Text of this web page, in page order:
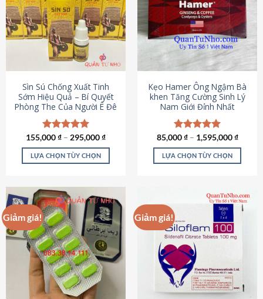
thể.
Các
tùy
chọn
có
thể
được
chọn
trên
trang
sản
phẩm
Sìn Sú Chống Xuất Tinh
Sớm Hiệu Quả – Bí Quyết
Phòng The Của Người Ê Đê
Được xếp
hạng4.95
5 sao
155,000₫ – 295,000₫
LỰA CHỌN TÙY CHỌN
này
có
nhiều
biến
thể.
Các
tùy
chọn
có
Kẹo Hamer Ông Ngậm Bà
khen Tăng Cường Sinh Lý
Nam Giới Đỉnh Nhất
Được xếp
hạng5.00
5 sao
85,000₫– 1,595,000₫
LỰA CHỌN TÙY CHỌN
này
nhiều
biến
tùy
chọn
có
Giảm giá! Giảm giá!